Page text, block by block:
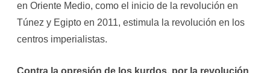
en Oriente Medio, como el inicio de la revolución en
Túnez y Egipto en 2011, estimula la revolución en los
centros imperialistas.
Contra la opresión de los kurdos, por la revolución